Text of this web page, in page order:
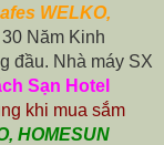
WELKO,
Năm Kinh
đầu. Nhà máy SX
Sạn Hotel
khi mua sắm
HOMESUN